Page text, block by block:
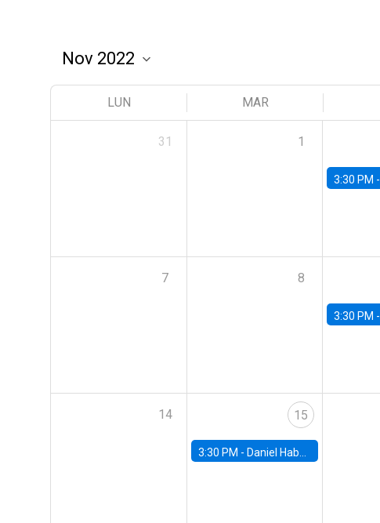
LUN MAR
31 1
3:30 PM -
7 8
3:30 PM -
14 15
3:30 PM - Daniel Habermacher, Universidad de los Andes